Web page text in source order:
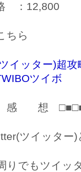
12,800
ちら
イッター)超
ツイボ
感 想
ツイッター
りでもツイッ